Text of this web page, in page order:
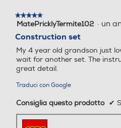
★★★★★
★★★★★
5
5
stelle.
MatePricklyTermite102 · un
Construction set
My 4 year old grandson just
wait for another set. The
great detail.
Traduci con Google
Consiglia questo prodotto ✔